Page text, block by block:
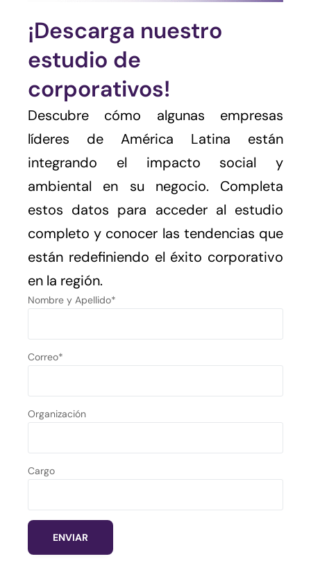
¡Descarga nuestro
estudio de
corporativos!
Descubre cómo algunas empresas
líderes de América Latina están
integrando el impacto social y
ambiental en su negocio. Completa
estos datos para acceder al estudio
completo y conocer las tendencias que
están redefiniendo el éxito corporativo
en la región.
Nombre y Apellido*
Correo*
Organización
Cargo